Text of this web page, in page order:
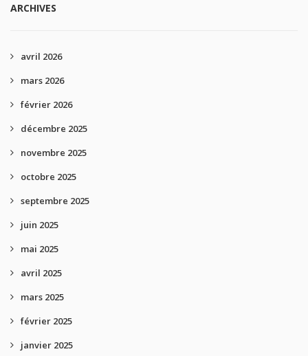
ARCHIVES
avril 2026
mars 2026
février 2026
décembre 2025
novembre 2025
octobre 2025
septembre 2025
juin 2025
mai 2025
avril 2025
mars 2025
février 2025
janvier 2025